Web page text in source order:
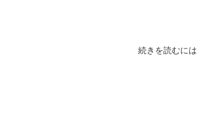
続きを読むに